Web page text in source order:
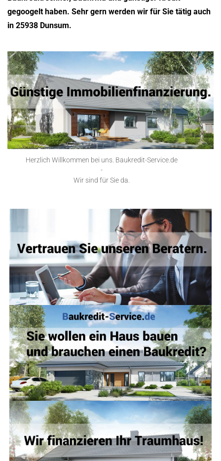
gegoogelt haben. Sehr gern werden wir für Sie tätig auch
in 25938 Dunsum.
Herzlich Willkommen bei uns. Baukredit-Service.de
-
Wir sind für Sie da.